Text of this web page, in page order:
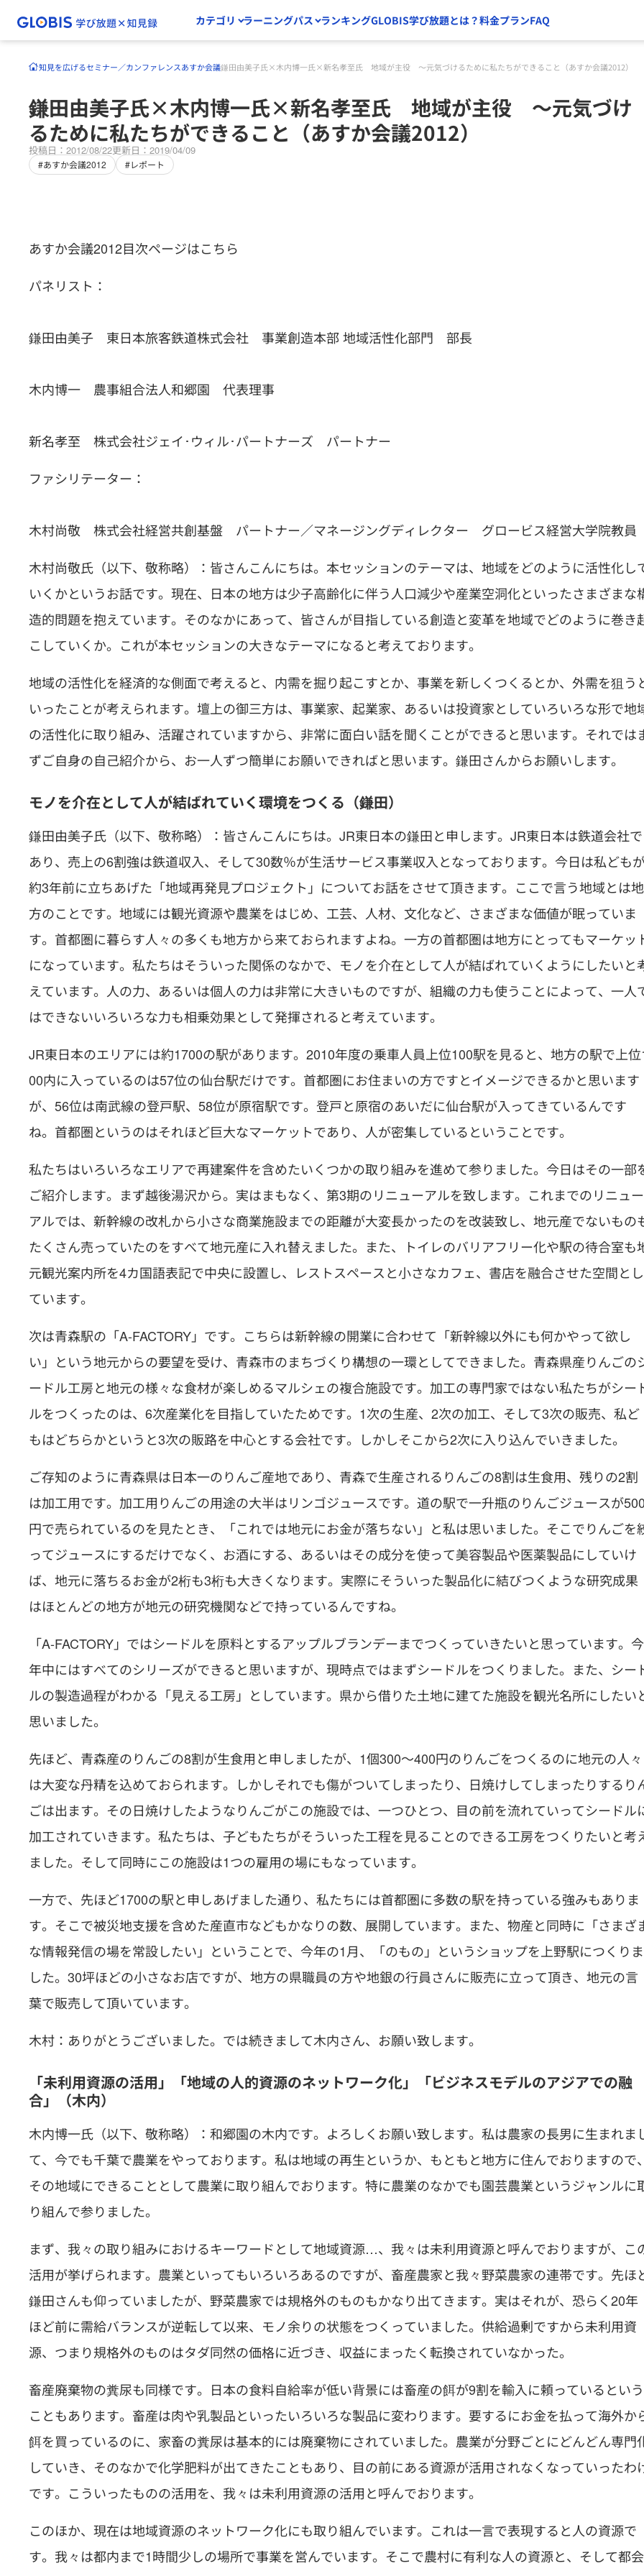
カテゴリ ラーニングパス ランキングGLOBIS学び放題とは？料金プランFAQ
知見を広げるセミナー／カンファレンスあすか会議鎌田由美子氏×木内博一氏×新名孝至氏 地域が主役 〜元気づけるために私たちができること（あすか会議2012）
鎌田由美子氏×木内博一氏×新名孝至氏 地域が主役 〜元気づけ
るために私たちができること（あすか会議2012）
投稿日：2012/08/22更新日：2019/04/09
#あすか会議2012 #レポート
あすか会議2012目次ページはこちら
パネリスト：
鎌田由美子 東日本旅客鉄道株式会社 事業創造本部 地域活性化部門 部長
木内博一 農事組合法人和郷園 代表理事
新名孝至 株式会社ジェイ･ウィル･パートナーズ パートナー
ファシリテーター：
木村尚敬 株式会社経営共創基盤 パートナー／マネージングディレクター グロービス経営大学院教員
木村尚敬氏（以下、敬称略）：皆さんこんにちは。本セッションのテーマは、地域をどのように活性化し
いくかというお話です。現在、日本の地方は少子高齢化に伴う人口減少や産業空洞化といったさまざまな
造的問題を抱えています。そのなかにあって、皆さんが目指している創造と変革を地域でどのように巻き
こしていくか。これが本セッションの大きなテーマになると考えております。
地域の活性化を経済的な側面で考えると、内需を掘り起こすとか、事業を新しくつくるとか、外需を狙う
いったことが考えられます。壇上の御三方は、事業家、起業家、あるいは投資家としていろいろな形で地
の活性化に取り組み、活躍されていますから、非常に面白い話を聞くことができると思います。それでは
ずご自身の自己紹介から、お一人ずつ簡単にお願いできればと思います。鎌田さんからお願いします。
モノを介在として人が結ばれていく環境をつくる（鎌田）
鎌田由美子氏（以下、敬称略）：皆さんこんにちは。JR東日本の鎌田と申します。JR東日本は鉄道会社で
あり、売上の6割強は鉄道収入、そして30数％が生活サービス事業収入となっております。今日は私ども
約3年前に立ちあげた「地域再発見プロジェクト」についてお話をさせて頂きます。ここで言う地域とは地
方のことです。地域には観光資源や農業をはじめ、工芸、人材、文化など、さまざまな価値が眠っていま
す。首都圏に暮らす人々の多くも地方から来ておられますよね。一方の首都圏は地方にとってもマーケッ
になっています。私たちはそういった関係のなかで、モノを介在として人が結ばれていくようにしたいと
えています。人の力、あるいは個人の力は非常に大きいものですが、組織の力も使うことによって、一人
はできないいろいろな力も相乗効果として発揮されると考えています。
JR東日本のエリアには約1700の駅があります。2010年度の乗車人員上位100駅を見ると、地方の駅で上位
00内に入っているのは57位の仙台駅だけです。首都圏にお住まいの方ですとイメージできるかと思います
が、56位は南武線の登戸駅、58位が原宿駅です。登戸と原宿のあいだに仙台駅が入ってきているんです
ね。首都圏というのはそれほど巨大なマーケットであり、人が密集しているということです。
私たちはいろいろなエリアで再建案件を含めたいくつかの取り組みを進めて参りました。今日はその一部
ご紹介します。まず越後湯沢から。実はまもなく、第3期のリニューアルを致します。これまでのリニュー
アルでは、新幹線の改札から小さな商業施設までの距離が大変長かったのを改装致し、地元産でないもの
たくさん売っていたのをすべて地元産に入れ替えました。また、トイレのバリアフリー化や駅の待合室も
元観光案内所を4カ国語表記で中央に設置し、レストスペースと小さなカフェ、書店を融合させた空間とし
ています。
次は青森駅の「A-FACTORY」です。こちらは新幹線の開業に合わせて「新幹線以外にも何かやって欲し
い」という地元からの要望を受け、青森市のまちづくり構想の一環としてできました。青森県産りんごの
ードル工房と地元の様々な食材が楽しめるマルシェの複合施設です。加工の専門家ではない私たちがシー
ルをつくったのは、6次産業化を目指していたためです。1次の生産、2次の加工、そして3次の販売、私ど
もはどちらかというと3次の販路を中心とする会社です。しかしそこから2次に入り込んでいきました。
ご存知のように青森県は日本一のりんご産地であり、青森で生産されるりんごの8割は生食用、残りの2割
は加工用です。加工用りんごの用途の大半はリンゴジュースです。道の駅で一升瓶のりんごジュースが500
円で売られているのを見たとき、「これでは地元にお金が落ちない」と私は思いました。そこでりんごを
ってジュースにするだけでなく、お酒にする、あるいはその成分を使って美容製品や医薬製品にしていけ
ば、地元に落ちるお金が2桁も3桁も大きくなります。実際にそういった製品化に結びつくような研究成果
はほとんどの地方が地元の研究機関などで持っているんですね。
「A-FACTORY」ではシードルを原料とするアップルブランデーまでつくっていきたいと思っています。今
年中にはすべてのシリーズができると思いますが、現時点ではまずシードルをつくりました。また、シー
ルの製造過程がわかる「見える工房」としています。県から借りた土地に建てた施設を観光名所にしたい
思いました。
先ほど、青森産のりんごの8割が生食用と申しましたが、1個300〜400円のりんごをつくるのに地元の人々
は大変な丹精を込めておられます。しかしそれでも傷がついてしまったり、日焼けしてしまったりするり
ごは出ます。その日焼けしたようなりんごがこの施設では、一つひとつ、目の前を流れていってシードル
加工されていきます。私たちは、子どもたちがそういった工程を見ることのできる工房をつくりたいと考
ました。そして同時にこの施設は1つの雇用の場にもなっています。
一方で、先ほど1700の駅と申しあげました通り、私たちには首都圏に多数の駅を持っている強みもありま
す。そこで被災地支援を含めた産直市などもかなりの数、展開しています。また、物産と同時に「さまざ
な情報発信の場を常設したい」ということで、今年の1月、「のもの」というショップを上野駅につくりま
した。30坪ほどの小さなお店ですが、地方の県職員の方や地銀の行員さんに販売に立って頂き、地元の言
葉で販売して頂いています。
木村：ありがとうございました。では続きまして木内さん、お願い致します。
「未利用資源の活用」「地域の人的資源のネットワーク化」「ビジネスモデルのアジアでの融
合」（木内）
木内博一氏（以下、敬称略）：和郷園の木内です。よろしくお願い致します。私は農家の長男に生まれま
て、今でも千葉で農業をやっております。私は地域の再生というか、もともと地方に住んでおりますので、
その地域にできることとして農業に取り組んでおります。特に農業のなかでも園芸農業というジャンルに
り組んで参りました。
まず、我々の取り組みにおけるキーワードとして地域資源…、我々は未利用資源と呼んでおりますが、こ
活用が挙げられます。農業といってもいろいろあるのですが、畜産農家と我々野菜農家の連帯です。先ほ
鎌田さんも仰っていましたが、野菜農家では規格外のものもかなり出てきます。実はそれが、恐らく20年
ほど前に需給バランスが逆転して以来、モノ余りの状態をつくっていました。供給過剰ですから未利用資
源、つまり規格外のものはタダ同然の価格に近づき、収益にまったく転換されていなかった。
畜産廃棄物の糞尿も同様です。日本の食料自給率が低い背景には畜産の餌が9割を輸入に頼っているという
こともあります。畜産は肉や乳製品といったいろいろな製品に変わります。要するにお金を払って海外か
餌を買っているのに、家畜の糞尿は基本的には廃棄物にされていました。農業が分野ごとにどんどん専門
していき、そのなかで化学肥料が出てきたこともあり、目の前にある資源が活用されなくなっていったわ
です。こういったものの活用を、我々は未利用資源の活用と呼んでおります。
このほか、現在は地域資源のネットワーク化にも取り組んでいます。これは一言で表現すると人の資源で
す。我々は都内まで1時間少しの場所で事業を営んでいます。そこで農村に有利な人の資源と、そして都会